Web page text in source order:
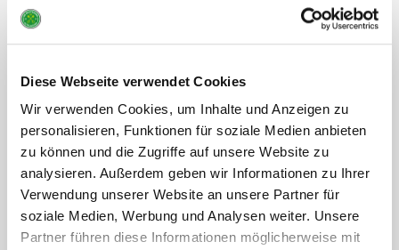
Diese Webseite verwendet Cookies
Wir verwenden Cookies, um Inhalte und Anzeigen zu
personalisieren, Funktionen für soziale Medien anbieten
zu können und die Zugriffe auf unsere Website zu
analysieren. Außerdem geben wir Informationen zu Ihrer
Verwendung unserer Website an unsere Partner für
soziale Medien, Werbung und Analysen weiter. Unsere
Partner führen diese Informationen möglicherweise mit
Harald Born
Maria Fritzsche
Telefon:04164 – 899600
Barbara Reed
Telefon:04141 – 7889019
Ingrid Löffler